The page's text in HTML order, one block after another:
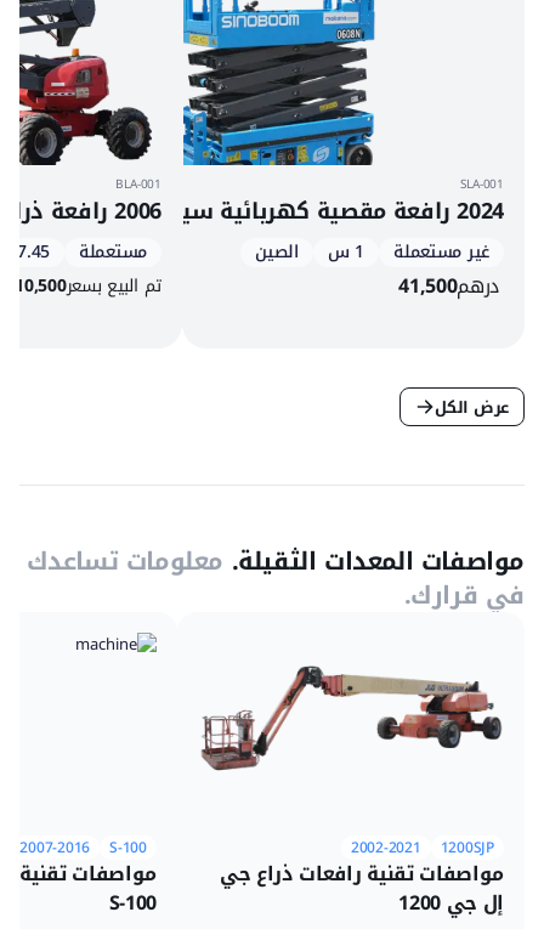
SLA-001
2024 رافعة مقصية كهربائية سينوبوم 0608N
غير مستعملة 1 س الصين
درهم41,500
BLA-001
2006 رافعة ذراع مفصلية ديزل مانيتو 160 ATJ
مستعملة
7.45 طن
تم البيع بسعر10,500
عرض الكل
مواصفات المعدات الثقيلة. معلومات تساعدك
في قرارك.
1200SJP
2002-2021
مواصفات تقنية رافعات ذراع جي
إل جي 1200
S-100
2007-2016
مواصفات تقنية
S-100